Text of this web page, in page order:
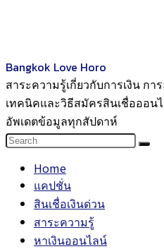
Bangkok Love Horo
สาระความรู้เกี่ยวกับการเงิน กา
เทคนิคและวิธีสมัครสินเชื่อออน
อัพเดตข้อมูลทุกสัปดาห์
Home
แคปชั่น
สินเชื่อเงินด่วน
สาระความรู้
หาเงินออนไลน์